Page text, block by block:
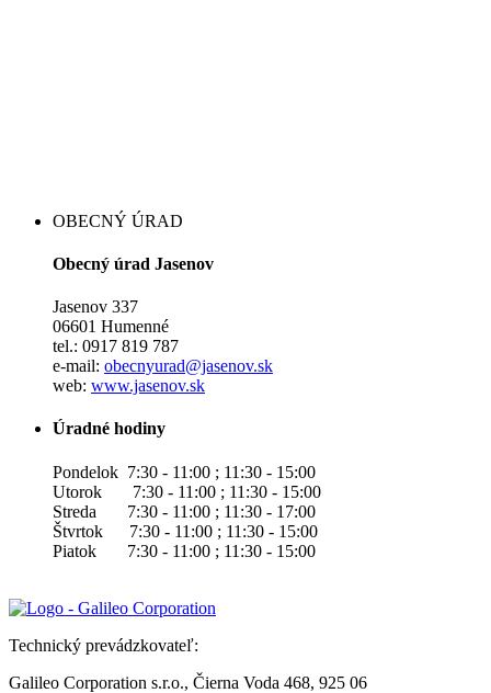
OBECNÝ ÚRAD
Obecný úrad Jasenov
Jasenov 337
06601 Humenné
tel.: 0917 819 787
e-mail: obecnyurad@jasenov.sk
web: www.jasenov.sk
Úradné hodiny
Pondelok 7:30 - 11:00 ; 11:30 - 15:00
Utorok 7:30 - 11:00 ; 11:30 - 15:00
Streda 7:30 - 11:00 ; 11:30 - 17:00
Štvrtok 7:30 - 11:00 ; 11:30 - 15:00
Piatok 7:30 - 11:00 ; 11:30 - 15:00
Technický prevádzkovateľ:
Galileo Corporation s.r.o., Čierna Voda 468, 925 06